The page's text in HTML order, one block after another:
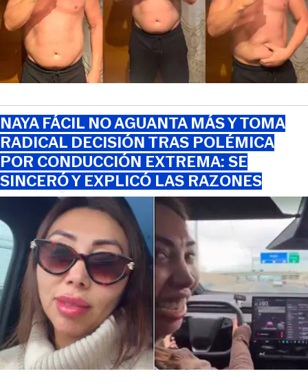
NAYA FÁCIL NO AGUANTA MÁS Y TOMA
RADICAL DECISIÓN TRAS POLÉMICA
POR CONDUCCIÓN EXTREMA: SE
SINCERÓ Y EXPLICÓ LAS RAZONES